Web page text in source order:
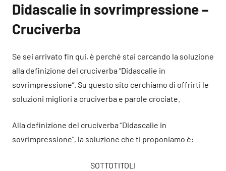
Didascalie in sovrimpressione –
Cruciverba
Se sei arrivato fin qui, è perché stai cercando la soluzione
alla definizione del cruciverba “Didascalie in
sovrimpressione”. Su questo sito cerchiamo di offrirti le
soluzioni migliori a cruciverba e parole crociate.
Alla definizione del cruciverba “Didascalie in
sovrimpressione”, la soluzione che ti proponiamo è:
SOTTOTITOLI